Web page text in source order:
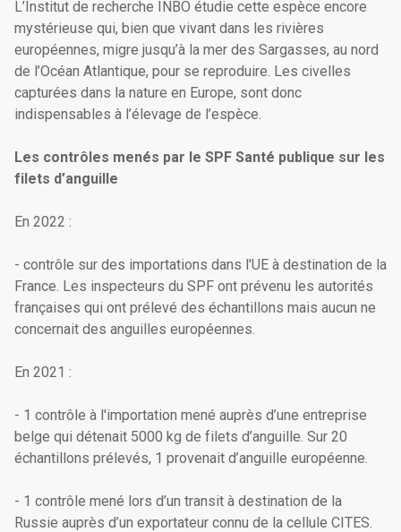
L’Institut de recherche INBO étudie cette espèce encore
mystérieuse qui, bien que vivant dans les rivières
européennes, migre jusqu’à la mer des Sargasses, au nord
de l’Océan Atlantique, pour se reproduire. Les civelles
capturées dans la nature en Europe, sont donc
indispensables à l’élevage de l’espèce.
Les contrôles menés par le SPF Santé publique sur les
filets d’anguille
En 2022 :
- contrôle sur des importations dans l'UE à destination de la
France. Les inspecteurs du SPF ont prévenu les autorités
françaises qui ont prélevé des échantillons mais aucun ne
concernait des anguilles européennes.
En 2021 :
- 1 contrôle à l'importation mené auprès d’une entreprise
belge qui détenait 5000 kg de filets d’anguille. Sur 20
échantillons prélevés, 1 provenait d’anguille européenne.
- 1 contrôle mené lors d’un transit à destination de la
Russie auprès d’un exportateur connu de la cellule CITES.